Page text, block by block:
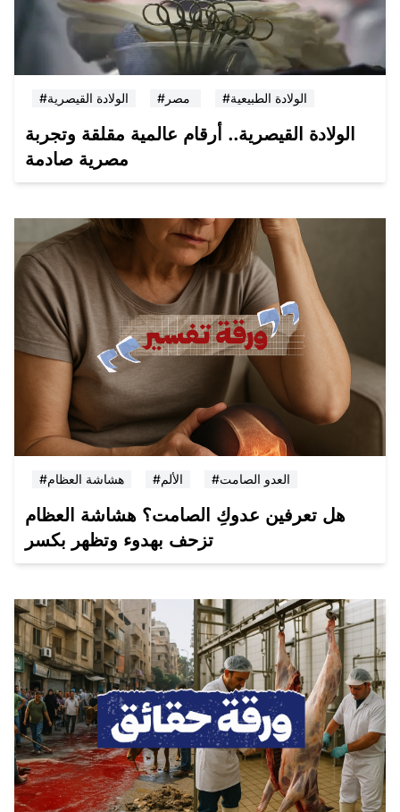
#الولادة القيصرية #الولادة الطبيعية
الولادة القيصرية.. أرقام عالمية مقلقة وتجربة
مصرية صادمة
#هشاشة العظام #الألم #العدو الصامت
هل تعرفين عدوكِ الصامت؟ هشاشة العظام
تزحف بهدوء وتظهر بكسر